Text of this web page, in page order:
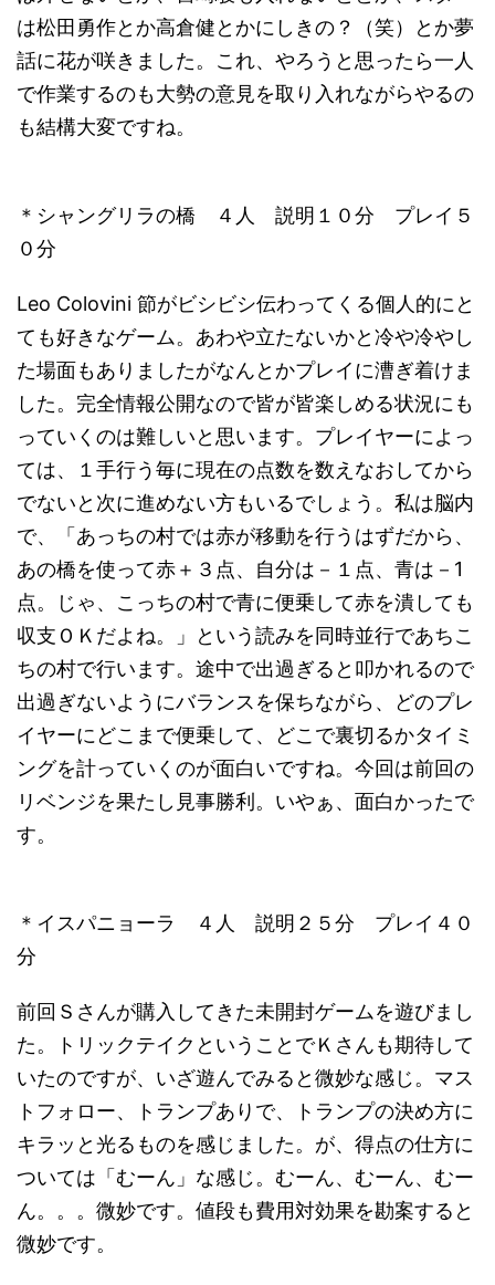
は松田勇作とか高倉健とかにしきの？（笑）とか夢
話に花が咲きました。これ、やろうと思ったら一人
で作業するのも大勢の意見を取り入れながらやるの
も結構大変ですね。
＊シャングリラの橋 ４人 説明１０分 プレイ５
０分
Leo Colovini 節がビシビシ伝わってくる個人的にと
ても好きなゲーム。あわや立たないかと冷や冷やし
た場面もありましたがなんとかプレイに漕ぎ着けま
した。完全情報公開なので皆が皆楽しめる状況にも
っていくのは難しいと思います。プレイヤーによっ
ては、１手行う毎に現在の点数を数えなおしてから
でないと次に進めない方もいるでしょう。私は脳内
で、「あっちの村では赤が移動を行うはずだから、
あの橋を使って赤＋３点、自分は－１点、青は－1
点。じゃ、こっちの村で青に便乗して赤を潰しても
収支ＯＫだよね。」という読みを同時並行であちこ
ちの村で行います。途中で出過ぎると叩かれるので
出過ぎないようにバランスを保ちながら、どのプレ
イヤーにどこまで便乗して、どこで裏切るかタイミ
ングを計っていくのが面白いですね。今回は前回の
リベンジを果たし見事勝利。いやぁ、面白かったで
す。
＊イスパニョーラ ４人 説明２５分 プレイ４０
分
前回Ｓさんが購入してきた未開封ゲームを遊びまし
た。トリックテイクということでＫさんも期待して
いたのですが、いざ遊んでみると微妙な感じ。マス
トフォロー、トランプありで、トランプの決め方に
キラッと光るものを感じました。が、得点の仕方に
ついては「むーん」な感じ。むーん、むーん、むー
ん。。。微妙です。値段も費用対効果を勘案すると
微妙です。